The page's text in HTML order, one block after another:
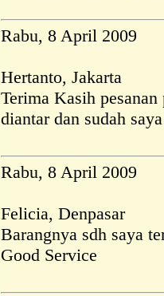
Rabu, 8 April 2009
Hertanto, Jakarta
Terima Kasih
diantar dan sudah
Rabu, 8 April 2009
Felicia, Denpasar
Barangnya sdh saya
Good Service